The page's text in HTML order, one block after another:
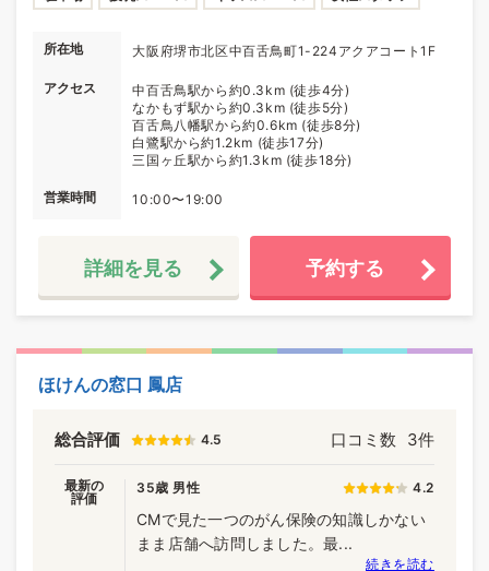
所在地 大阪府堺市北区中百舌鳥町1-224アクアコート1F
アクセス
中百舌鳥駅から約0.3km (徒歩4分)
なかもず駅から約0.3km (徒歩5分)
百舌鳥八幡駅から約0.6km (徒歩8分)
白鷺駅から約1.2km (徒歩17分)
三国ヶ丘駅から約1.3km (徒歩18分)
営業時間 10:00〜19:00
詳細を見る 予約する
ほけんの窓口 鳳店
総合評価 4.5 口コミ数 3件
最新の
評価
35歳 男性 4.2
CMで見た一つのがん保険の知識しかない
まま店舗へ訪問しました。最...
続きを読む